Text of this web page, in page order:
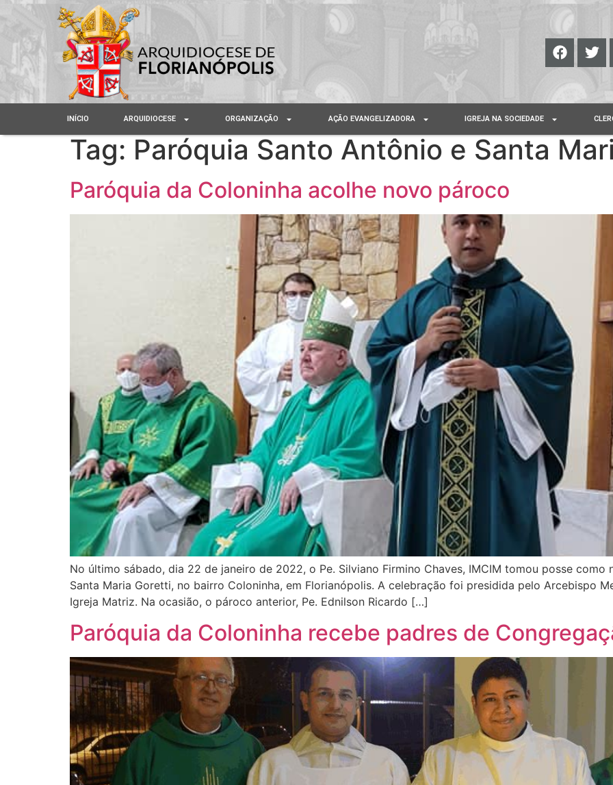
INÍCIO ARQUIDIOCESE ORGANIZAÇÃO AÇÃO EVANGELIZADORA IGREJA NA SOCIEDADE
Tag: Paróquia Santo Antônio e Santa
Paróquia da Coloninha acolhe novo pároco
No último sábado, dia 22 de janeiro de 2022, o Pe. Silviano Firmino Chaves, IMCIM tomou posse
Santa Maria Goretti, no bairro Coloninha, em Florianópolis. A celebração foi presidida pelo Arcebispo
Igreja Matriz. Na ocasião, o pároco anterior, Pe. Ednilson Ricardo […]
Paróquia da Coloninha recebe padres de